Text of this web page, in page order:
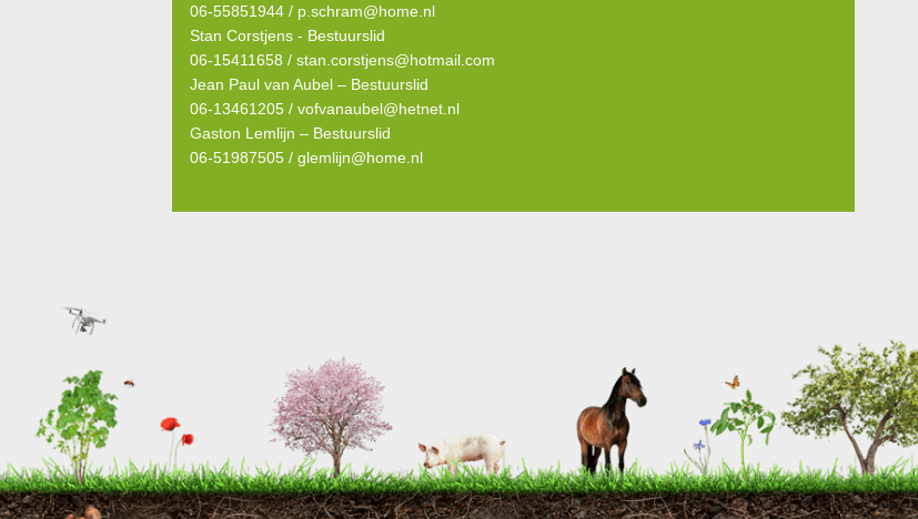
06-55851944 / p.schram@home.nl
Stan Corstjens - Bestuurslid
06-15411658 / stan.corstjens@hotmail.com
Jean Paul van Aubel – Bestuurslid
06-13461205 / vofvanaubel@hetnet.nl
Gaston Lemlijn – Bestuurslid
06-51987505 / glemlijn@home.nl